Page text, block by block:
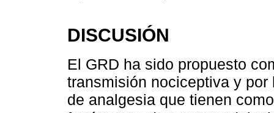
DISCUSIÓN
El GRD ha sido propuesto
transmisión nociceptiva y
de analgesia que tienen